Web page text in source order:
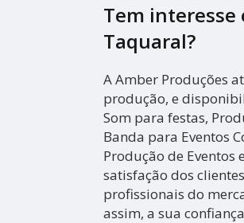
Tem interesse
Taquaral?
A Amber Produções
produção, e
Som para festas,
Banda para Eventos
Produção de Eventos
satisfação dos
profissionais do
assim, a sua